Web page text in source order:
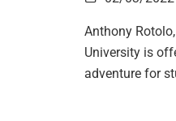
Anthony
University is
adventure for